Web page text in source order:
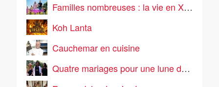
Familles nombreuses : la vie en XXL
Koh Lanta
Cauchemar en cuisine
Quatre mariages pour une lune de miel